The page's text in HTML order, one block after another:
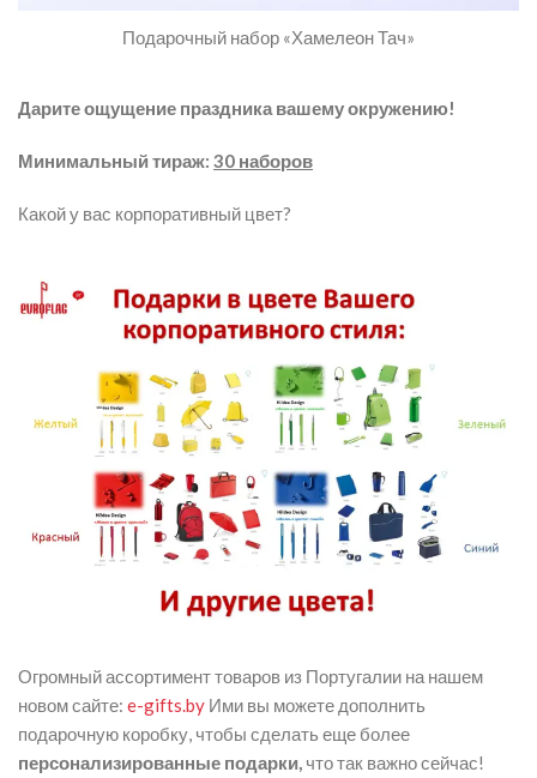
Подарочный набор «Хамелеон Тач»
Дарите ощущение праздника вашему окружению!
Минимальный тираж: 30 наборов
Какой у вас корпоративный цвет?
Огромный ассортимент товаров из Португалии на нашем
новом сайте: e-gifts.by Ими вы можете дополнить
подарочную коробку, чтобы сделать еще более
персонализированные подарки, что так важно сейчас!